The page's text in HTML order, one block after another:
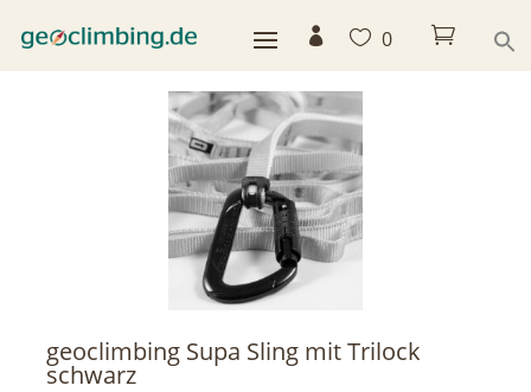
  0 
< zurück
geoclimbing Supa Sling mit Trilock
schwarz